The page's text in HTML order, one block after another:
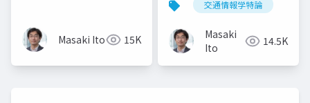
を考える
Masaki Ito 15K
交通情報学特論
Masaki
Ito
14.5K